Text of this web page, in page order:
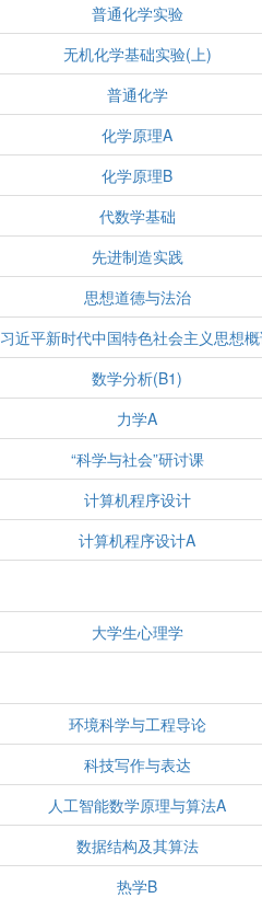
普通化学实验
无机化学基础实验(上)
普通化学
化学原理A
化学原理B
代数学基础
先进制造实践
思想道德与法治
习近平新时代中国特色社会主义思想
数学分析(B1)
力学A
“科学与社会”研讨课
计算机程序设计
计算机程序设计A
大学生心理学
环境科学与工程导论
科技写作与表达
人工智能数学原理与算法A
数据结构及其算法
热学B